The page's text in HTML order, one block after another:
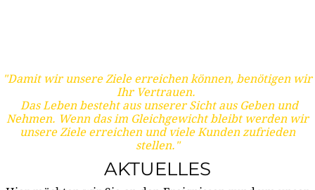
"Damit wir unsere Ziele erreichen können, benötigen wir
Ihr Vertrauen.
Das Leben besteht aus unserer Sicht aus Geben und
Nehmen. Wenn das im Gleichgewicht bleibt werden wir
unsere Ziele erreichen und viele Kunden zufrieden
stellen."
AKTUELLES